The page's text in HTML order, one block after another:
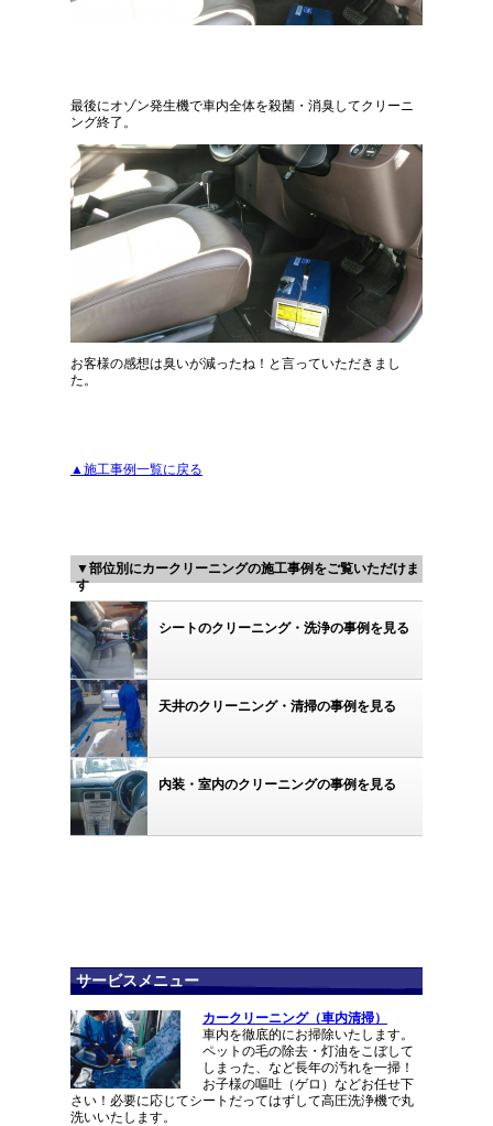
最後にオゾン発生機で車内全体を殺菌・消臭してクリーニ
ング終了。
お客様の感想は臭いが減ったね！と言っていただきまし
た。
▲施工事例一覧に戻る
▼部位別にカークリーニングの施工事例をご覧いただけま
す
シートのクリーニング・洗浄の事例を見る
天井のクリーニング・清掃の事例を見る
内装・室内のクリーニングの事例を見る
サービスメニュー
カークリーニング（車内清掃）
車内を徹底的にお掃除いたします。
ペットの毛の除去・灯油をこぼして
しまった、など長年の汚れを一掃！
お子様の嘔吐（ゲロ）などお任せ下
さい！必要に応じてシートだってはずして高圧洗浄機で丸
洗いいたします。